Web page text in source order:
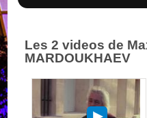
Les 2 videos de
MARDOUKHAEV